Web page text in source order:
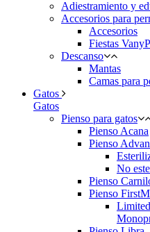
Adiestramiento y
Accesorios para
Accesorios
Fiestas
Descanso
Mantas
Camas para
Gatos
Gatos
Pienso para gatos
Pienso Acana
Pienso
No
Pienso
Pienso